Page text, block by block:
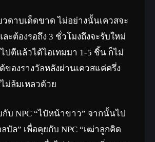
วดาบเด็ดขาด ไม่อย่างนั้นเควสจะ
ะต้องรอถึง 3 ชั่วโมงถึงจะรับใหม่
ปตีแล้วได้ไอเทมมา 1-5 ชิ้น ก็ไม่
ของรางวัลหลังผ่านเควสแค่ครึ่ง
ม่ล้มเหลวด้วย
กับ NPC “ไป๋หน้าขาว” จากนั้นไป
บัล” เพื่อคุยกับ NPC “เฒ่าลูกคิด